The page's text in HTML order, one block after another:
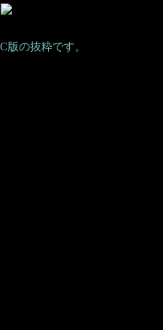
版の抜粋です。